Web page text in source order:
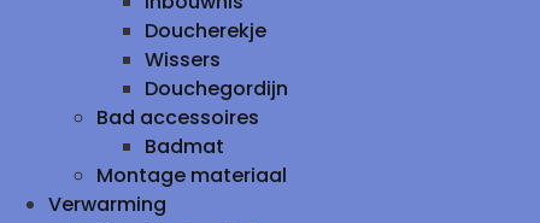
Doucherekje
Wissers
Douchegordijn
Bad accessoires
Badmat
Montage materiaal
Verwarming